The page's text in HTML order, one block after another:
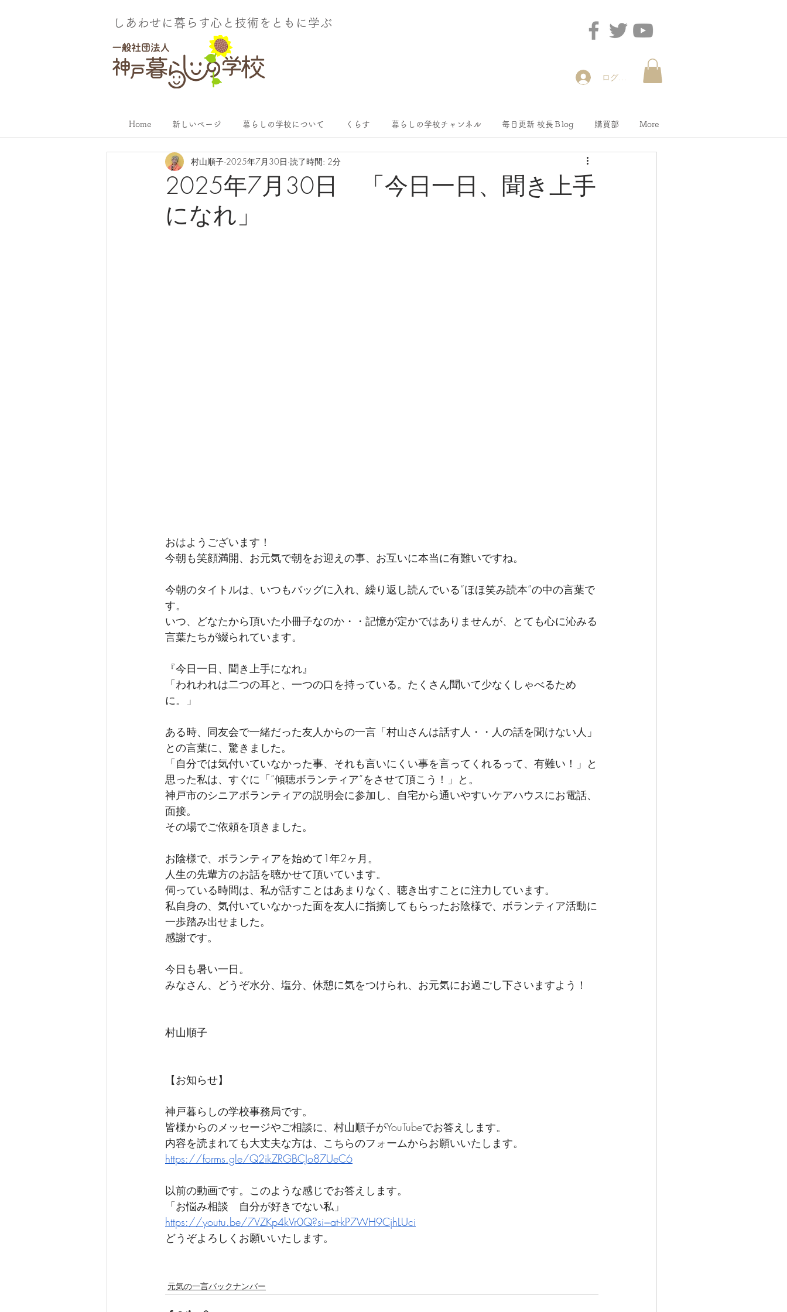
しあわせに暮らす​心と技術をともに学ぶ
ログイン
Home 新しいページ 暮らしの学校について くらす 暮らしの学校チャンネル 毎日更新 校長Ｂlog 購買部 More
2025年7月30日 「今日一日、聞き上手
になれ」
村山順子 2025年7月30日 読了時間: 2分
おはようございます！
今朝も笑顔満開、お元気で朝をお迎えの事、お互いに本当に有難いですね。
今朝のタイトルは、いつもバッグに入れ、繰り返し読んでいる“ほほ笑み読本”の中の言葉で
す。
いつ、どなたから頂いた小冊子なのか・・記憶が定かではありませんが、とても心に沁みる
言葉たちが綴られています。
『今日一日、聞き上手になれ』
「われわれは二つの耳と、一つの口を持っている。たくさん聞いて少なくしゃべるため
に。」
ある時、同友会で一緒だった友人からの一言「村山さんは話す人・・人の話を聞けない人」
との言葉に、驚きました。
「自分では気付いていなかった事、それも言いにくい事を言ってくれるって、有難い！」と
思った私は、すぐに「“傾聴ボランティア”をさせて頂こう！」と。
神戸市のシニアボランティアの説明会に参加し、自宅から通いやすいケアハウスにお電話、
面接。
その場でご依頼を頂きました。
お陰様で、ボランティアを始めて1年2ヶ月。
人生の先輩方のお話を聴かせて頂いています。
伺っている時間は、私が話すことはあまりなく、聴き出すことに注力しています。
私自身の、気付いていなかった面を友人に指摘してもらったお陰様で、ボランティア活動に
一歩踏み出せました。
感謝です。
今日も暑い一日。
みなさん、どうぞ水分、塩分、休憩に気をつけられ、お元気にお過ごし下さいますよう！
村山順子
【お知らせ】
神戸暮らしの学校事務局です。
皆様からのメッセージやご相談に、村山順子がYouTubeでお答えします。
内容を読まれても大丈夫な方は、こちらのフォームからお願いいたします。
https://forms.gle/Q2ikZRGBCJo87UeC6
以前の動画です。このような感じでお答えします。
「お悩み相談　自分が好きでない私」
https://youtu.be/7VZKp4kVr0Q?si=at-kP7WH9CjhLUci
どうぞよろしくお願いいたします。
元気の一言バックナンバー